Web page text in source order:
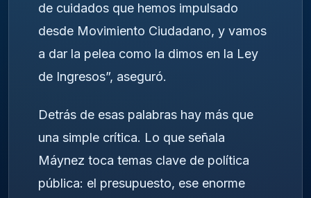
de cuidados que hemos impulsado
desde Movimiento Ciudadano, y vamos
a dar la pelea como la dimos en la Ley
de Ingresos”, aseguró.
Detrás de esas palabras hay más que
una simple crítica. Lo que señala
Máynez toca temas clave de política
pública: el presupuesto, ese enorme